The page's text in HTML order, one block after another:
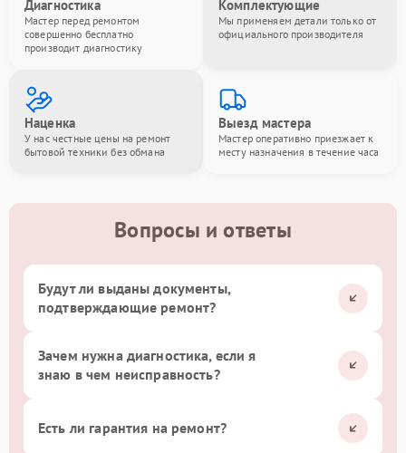
Диагностика
Мастер перед ремонтом
совершенно бесплатно
производит диагностику
Комплектующие
Мы применяем детали только от
официального производителя
Наценка
У нас честные цены на ремонт
бытовой техники без обмана
Выезд мастера
Мастер оперативно приезжает к
месту назначения в течение часа
Вопросы и ответы
Будут ли выданы документы,
подтверждающие ремонт?
Зачем нужна диагностика, если я
знаю в чем неисправность?
Есть ли гарантия на ремонт?